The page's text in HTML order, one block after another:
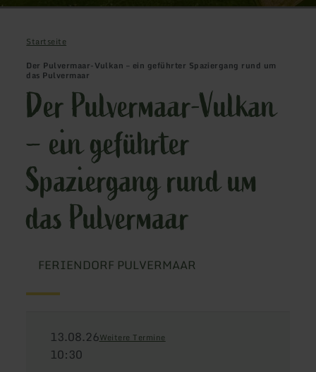
Startseite
Der Pulvermaar-Vulkan – ein geführter Spaziergang rund um
das Pulvermaar
Der Pulvermaar-Vulkan
– ein geführter
Spaziergang rund um
das Pulvermaar
FERIENDORF PULVERMAAR
13.08.26Weitere Termine
10:30